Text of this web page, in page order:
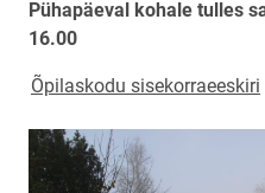
Pühapäeval kohale tulles
16.00
Õpilaskodu sisekorraeeskiri